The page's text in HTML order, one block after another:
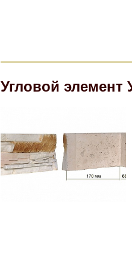
Угловой элемент